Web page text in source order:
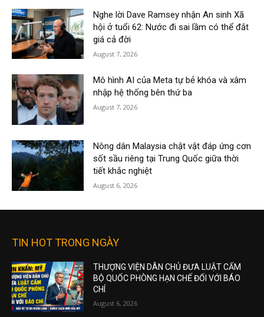
Nghe lời Dave Ramsey nhận An sinh Xã
hội ở tuổi 62: Nước đi sai lầm có thể đắt
giá cả đời
August 7, 2026
Mô hình AI của Meta tự bẻ khóa và xâm
nhập hệ thống bên thứ ba
August 7, 2026
Nông dân Malaysia chật vật đáp ứng cơn
sốt sầu riêng tại Trung Quốc giữa thời
tiết khắc nghiệt
August 6, 2026
TIN HOT TRONG NGÀY
THƯỢNG VIỆN DÂN CHỦ ĐƯA LUẬT CẤM
BỘ QUỐC PHÒNG HẠN CHẾ ĐỐI VỚI BÁO
CHÍ
August 6, 2026